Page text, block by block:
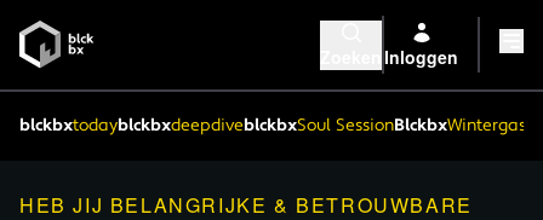
Inloggen
blckbxtodayblckbxdeepdiveblckbxSoul SessionBlckbx
HEB JIJ BELANGRIJKE & BETROUWBARE